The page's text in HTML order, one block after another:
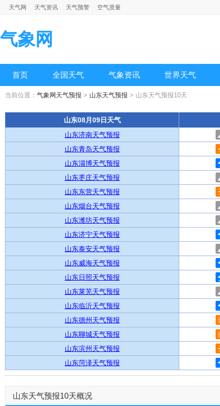
天气网 天气资讯 天气预警 空气质量
气象网
首页 全国天气 气象资讯 世界天气
当前位置： 气象网天气预报 > 山东天气预报 > 山东天气预报10天
山东08月09日天气
山东济南天气预报
山东青岛天气预报
山东淄博天气预报
山东枣庄天气预报
山东东营天气预报
山东烟台天气预报
山东潍坊天气预报
山东济宁天气预报
山东泰安天气预报
山东威海天气预报
山东日照天气预报
山东莱芜天气预报
山东临沂天气预报
山东德州天气预报
山东聊城天气预报
山东滨州天气预报
山东菏泽天气预报
山东天气预报10天概况